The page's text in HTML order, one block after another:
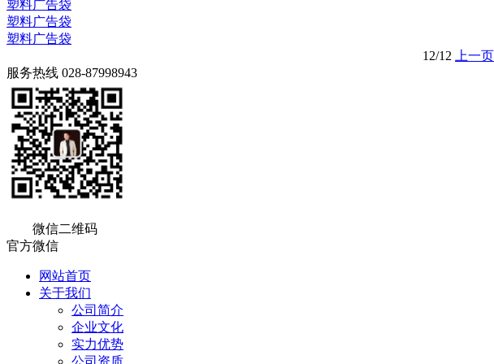
塑料广告袋
塑料广告袋
塑料广告袋
12/12
上一页
服务热线 028-87998943
微信二维码
官方微信
网站首页
关于我们
公司简介
企业文化
实力优势
公司资质